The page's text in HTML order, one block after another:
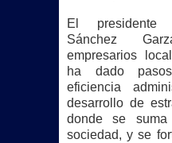
El presidente
Sánchez
empresarios
ha dado
eficiencia
desarrollo de
donde se
sociedad, y se